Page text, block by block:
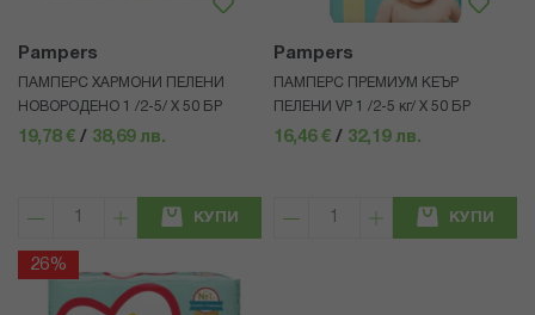
Pampers
ПАМПЕРС ХАРМОНИ ПЕЛЕНИ
НОВОРОДЕНО 1 /2-5/ Х 50 БР
19,78 € / 38,69 лв.
КУПИ
Pampers
ПАМПЕРС ПРЕМИУМ КЕЪР
ПЕЛЕНИ VP 1 /2-5 кг/ Х 50 БР
16,46 € / 32,19 лв.
КУПИ
26%